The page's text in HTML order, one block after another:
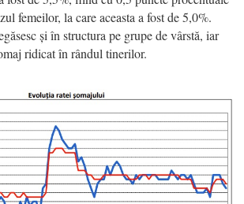
femeilor, la care aceasta a fost de 5,0%.
și în structura pe grupe de vârstă, iar
ridicat în rândul tinerilor.